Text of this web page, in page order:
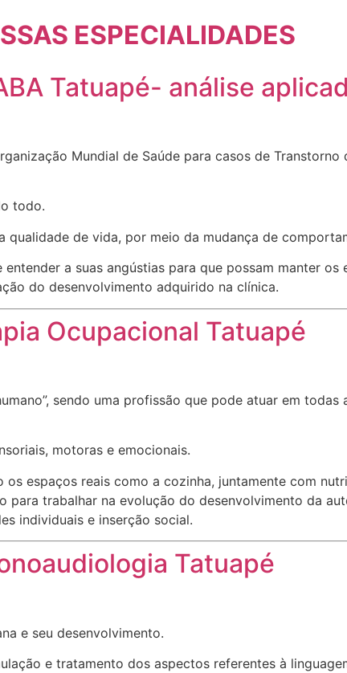
ESPECIALIDADES
Tatuapé- análise
Mundial de Saúde para casos de
todo.
de vida, por meio da mudança de
a suas angústias para que possam manter
do desenvolvimento adquirido na clínica.
Ocupacional Tatuapé
sendo uma profissão que pode atuar em
motoras e emocionais.
espaços reais como a cozinha, juntamente com
trabalhar na evolução do desenvolvimento da
individuais e inserção social.
Tatuapé
e seu desenvolvimento.
e tratamento dos aspectos referentes à